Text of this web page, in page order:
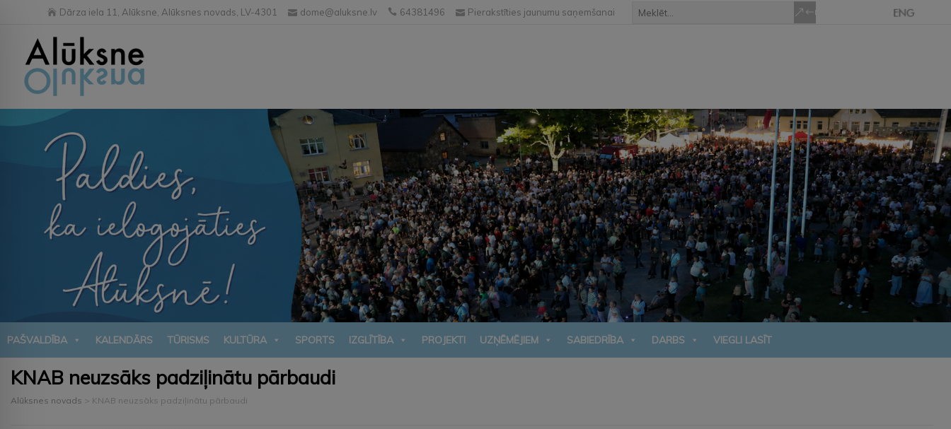
Dārza iela 11, Alūksne, Alūksnes novads, LV-4301 dome@aluksne.lv 64381496 Pierakstīties jaunumu saņemšanai
PAŠVALDĪBA KALENDĀRS TŪRISMS KULTŪRA SPORTS IZGLĪTĪBA PROJEKTI UZŅĒMĒJIEM SABIEDRĪBA DARBS VIEGLI LASĪT
KNAB neuzsāks padziļinātu pārbaudi
Alūksnes novads > KNAB neuzsāks padziļinātu pārbaudi